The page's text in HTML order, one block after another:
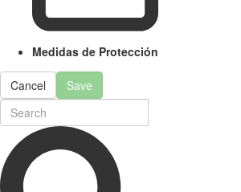
Medidas de Protección
Cancel Save